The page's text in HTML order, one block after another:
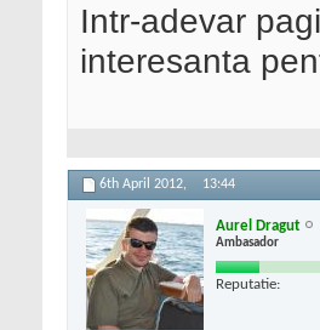
Intr-adevar
interesanta
6th April 2012, 13:44
Aurel Dragut
Ambasador
Reputatie: